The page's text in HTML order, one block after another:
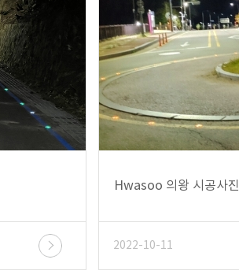
Hwasoo 의왕 시공사진
2022-10-11